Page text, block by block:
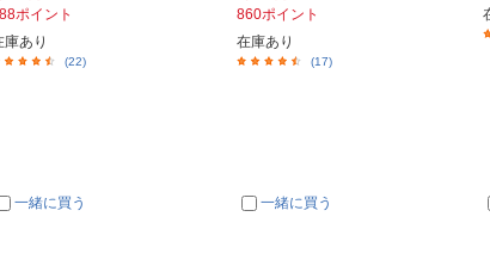
ポイント
庫あり
(22)
一緒に買う
860ポイント
在庫あり
(17)
一緒に買う